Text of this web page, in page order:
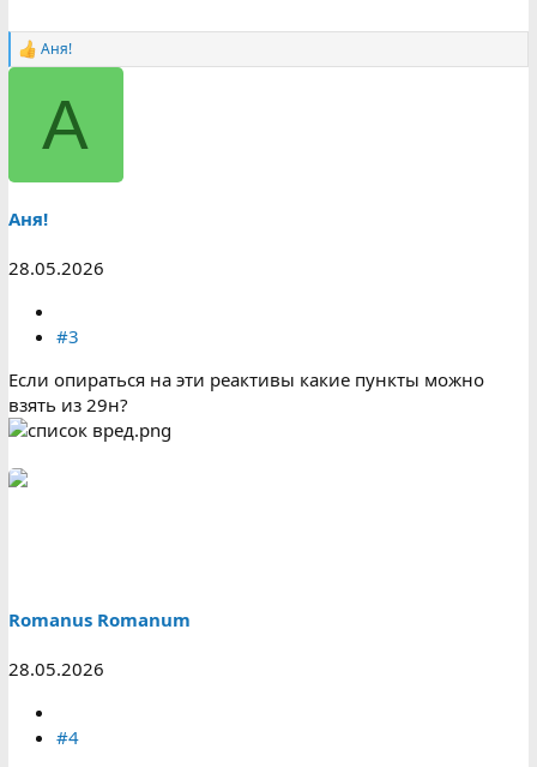
Р
Аня!
А
Аня!
28.05.2026
#3
Если опираться на эти реактивы какие пункты можно
взять из 29н?
Romanus Romanum
28.05.2026
#4